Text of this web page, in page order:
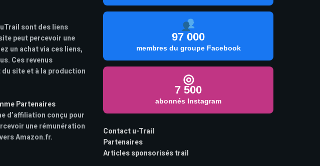
sont des liens
peut percevoir une
un achat via ces liens,
Ces revenus
site et à la production
Partenaires
d’affiliation conçu pour
une rémunération
Amazon.fr.
97 000
membres du groupe Facebook
◎
7 500
abonnés Instagram
Contact u-Trail
Partenaires
Articles sponsorisés trail